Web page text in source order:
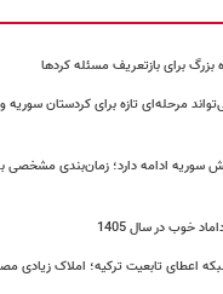
بزرگ‌ برای بازتعریف مسئله کردها
مرحله‌ای تازه برای کردستان سوریه
سوریه ادامه دارد؛ زمان‌بندی مشخصی
خوب در سال 1405
اعطای تابعیت ترکیه؛ املاک زیادی